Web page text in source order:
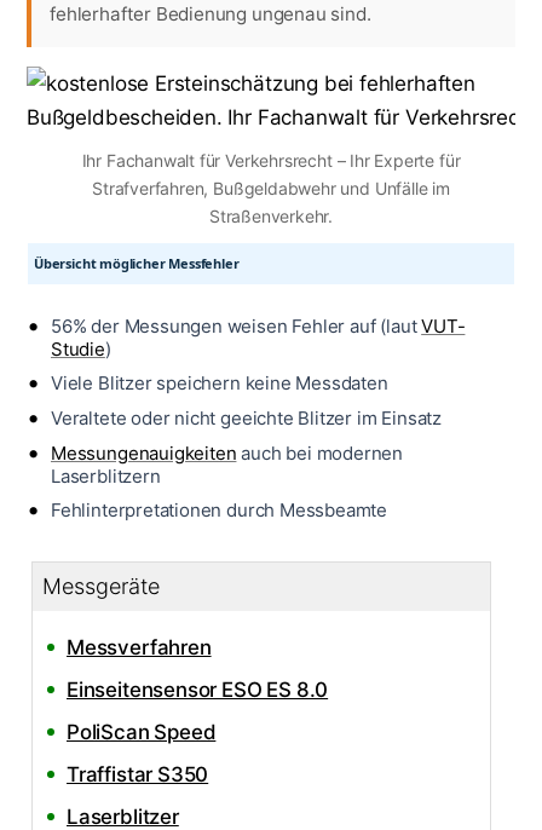
fehlerhafter Bedienung ungenau sind.
Ihr Fachanwalt für Verkehrsrecht – Ihr Experte für
Strafverfahren, Bußgeldabwehr und Unfälle im
Straßenverkehr.
Übersicht möglicher Messfehler
56% der Messungen weisen Fehler auf (lautVUT-
Studie)
Viele Blitzer speichern keine Messdaten
Veraltete oder nicht geeichte Blitzer im Einsatz
Messungenauigkeiten auch bei modernen
Laserblitzern
Fehlinterpretationen durch Messbeamte
Messgeräte
Messverfahren
Einseitensensor ESO ES 8.0
PoliScan Speed
Traffistar S350
Laserblitzer